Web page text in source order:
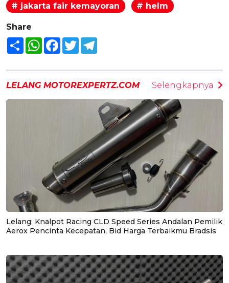
# jakarta fair kemayoran
# helm
Share
Share WhatsAppFacebook
Twitter
LELANG MOTOREXPERTZ.COM Selengkapnya
Lelang: Knalpot Racing CLD Speed Series Andalan Pemilik
Aerox Pencinta Kecepatan, Bid Harga Terbaikmu Bradsis